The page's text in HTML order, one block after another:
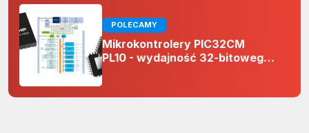
POLECAMY
Mikrokontrolery PIC32CM
PL10 - wydajność 32-bitowego
projektach 5 V